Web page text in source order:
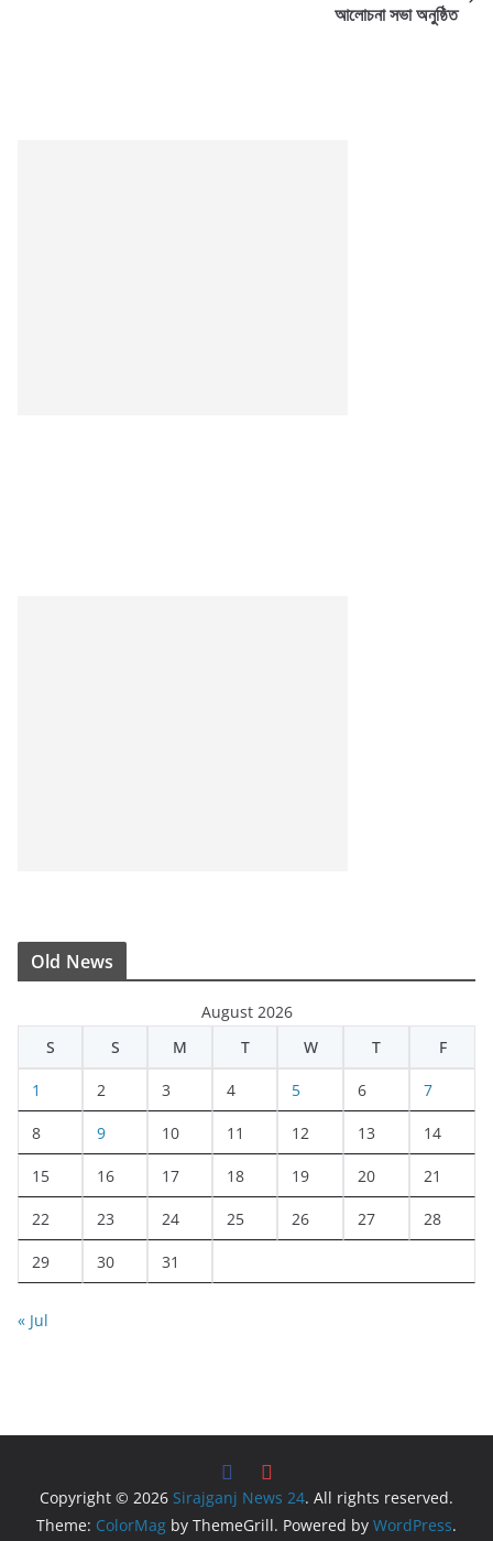
আলোচনা সভা অনুষ্ঠিত
Old News
August 2026
S
S M T W T F
1 2 3 4 5 6 7
8 9 10 11 12 13 14
15 16 17 18 19 20 21
22 23 24 25 26 27 28
29 30 31
« Jul
Copyright © 2026 Sirajganj News 24. All rights reserved.
Theme: ColorMag by ThemeGrill. Powered by WordPress.